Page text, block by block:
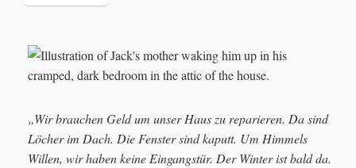
"Jack, wake up! You must go to the market today and sell
„Wir brauchen Geld um unser Haus zu reparieren. Da sind
Löcher im Dach. Die Fenster sind kaputt. Um Himmels
Willen, wir haben keine Eingangstür. Der Winter ist bald da.